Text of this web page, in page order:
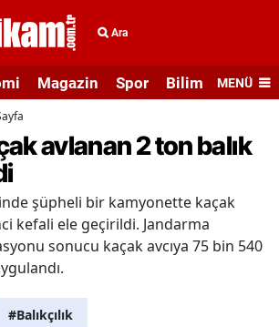
Ara
Magazin Spor Bilim veMENÜ
avlanan 2 ton balık
şüpheli bir kamyonette kaçak
kefali ele geçirildi. Jandarma
sonucu kaçak avcıya 75 bin 540
#Balıkçılık